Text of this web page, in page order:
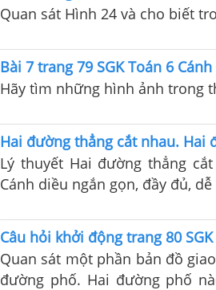
Quan sát Hình 24 và cho biết
Bài 7 trang 79 SGK Toán 6
Hãy tìm những hình ảnh trong
Hai đường thẳng cắt nhau. Hai
Lý thuyết Hai đường thẳng
Cánh diều ngắn gọn, đầy đủ,
Câu hỏi khởi động trang 80
Quan sát một phần bản đồ
đường phố. Hai đường phố